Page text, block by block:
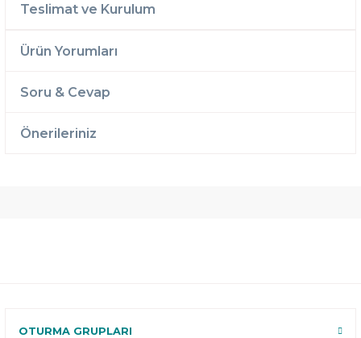
Teslimat ve Kurulum
Ürün Yorumları
Soru & Cevap
Önerileriniz
OTURMA GRUPLARI